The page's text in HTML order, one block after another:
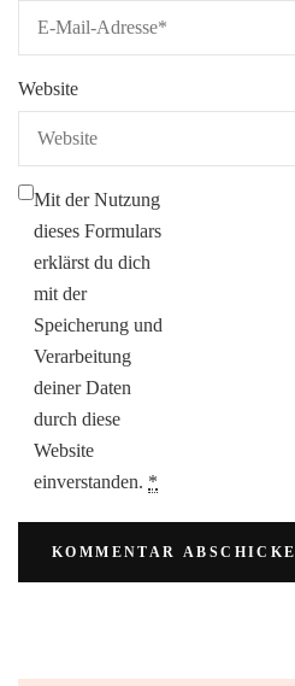
Website
Mit der Nutzung
dieses Formulars
erklärst du dich
mit der
Speicherung und
Verarbeitung
deiner Daten
durch diese
Website
einverstanden. *